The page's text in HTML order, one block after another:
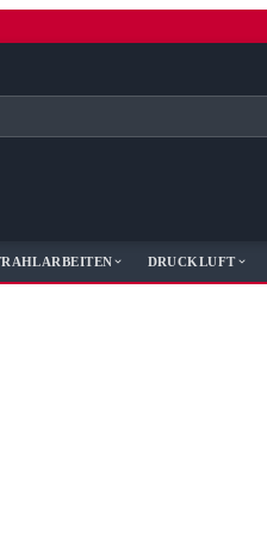
DRUCKLUFT